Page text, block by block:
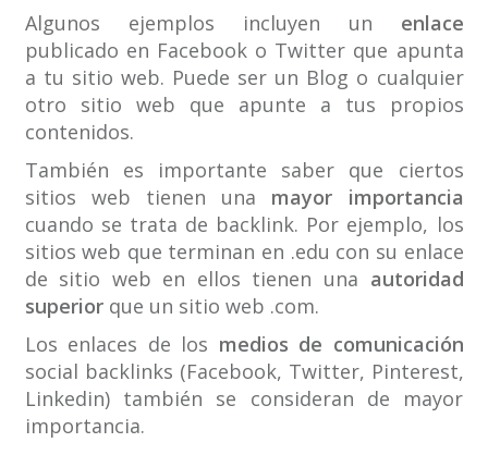
Algunos ejemplos incluyen un enlace
publicado en Facebook o Twitter que apunta
a tu sitio web. Puede ser un Blog o cualquier
otro sitio web que apunte a tus propios
contenidos.
También es importante saber que ciertos
sitios web tienen una mayor importancia
cuando se trata de backlink. Por ejemplo, los
sitios web que terminan en .edu con su enlace
de sitio web en ellos tienen una autoridad
superiorque un sitio web .com.
Los enlaces de los medios de comunicación
social backlinks (Facebook, Twitter, Pinterest,
Linkedin) también se consideran de mayor
importancia.